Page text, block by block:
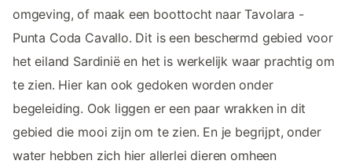
omgeving, of maak een boottocht naar Tavolara -
Punta Coda Cavallo. Dit is een beschermd gebied voor
het eiland Sardinië en het is werkelijk waar prachtig om
te zien. Hier kan ook gedoken worden onder
begeleiding. Ook liggen er een paar wrakken in dit
gebied die mooi zijn om te zien. En je begrijpt, onder
water hebben zich hier allerlei dieren omheen